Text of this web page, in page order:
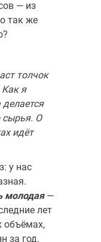
— из
так же
толчок
Как я
сырья. О
идёт
у нас
молодая—
лет
объёмах,
за год.